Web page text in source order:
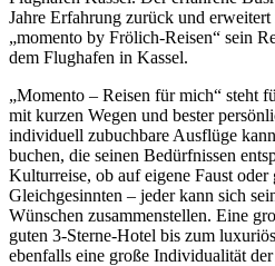
Jahre Erfahrung zurück und
„momento by Frölich-Reisen“ sein
dem Flughafen in Kassel.
„Momento – Reisen für mich“ steht
mit kurzen Wegen und bester
individuell zubuchbare Ausflüge
buchen, die seinen Bedürfnissen
Kulturreise, ob auf eigene Faust oder
Gleichgesinnten – jeder kann sich
Wünschen zusammenstellen. Eine
guten 3-Sterne-Hotel bis zum
ebenfalls eine große Individualität der